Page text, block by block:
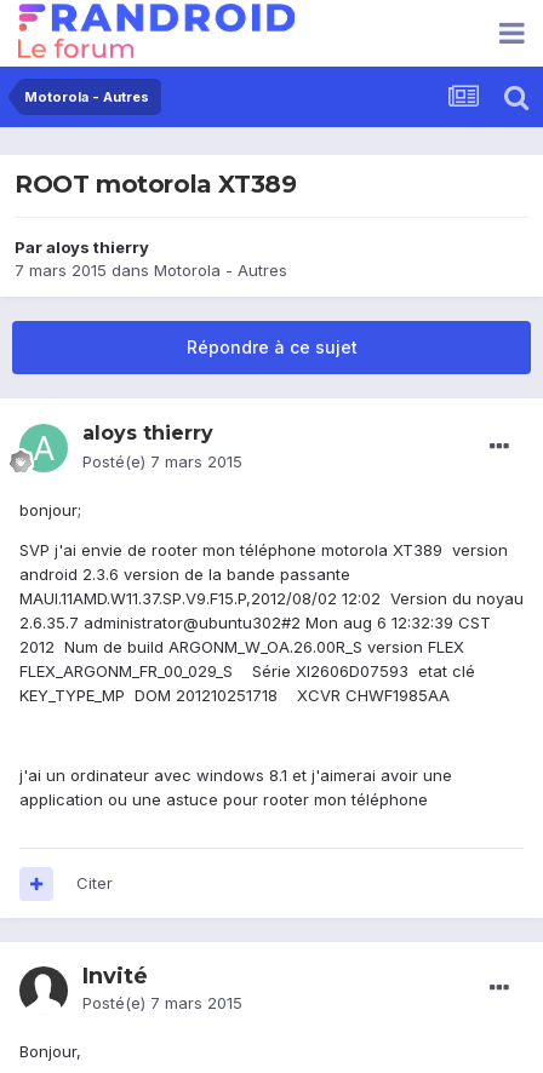
Motorola - Autres
ROOT motorola XT389
Paraloys thierry
7 mars 2015 dans Motorola - Autres
Répondre à ce sujet
aloys thierry
Posté(e) 7 mars 2015
bonjour;
SVP j'ai envie de rooter mon téléphone motorola XT389 version
android 2.3.6 version de la bande passante
MAUI.11AMD.W11.37.SP.V9.F15.P,2012/08/02 12:02 Version du noyau
2.6.35.7 administrator@ubuntu302#2 Mon aug 6 12:32:39 CST
2012 Num de build ARGONM_W_OA.26.00R_S version FLEX
FLEX_ARGONM_FR_00_029_S Série XI2606D07593 etat clé
KEY_TYPE_MP DOM 201210251718 XCVR CHWF1985AA
j'ai un ordinateur avec windows 8.1 et j'aimerai avoir une
application ou une astuce pour rooter mon téléphone
Citer
Invité
Posté(e) 7 mars 2015
Bonjour,